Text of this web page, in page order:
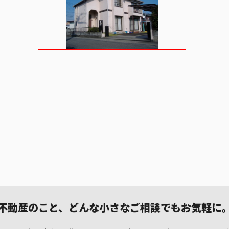
動産のこと、どんな小さなご相談でもお気軽に